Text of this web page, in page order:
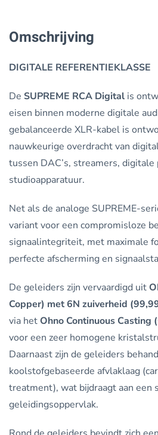
Omschrijving
DIGITALE REFERENTIEKLASSE
De SUPREME RCA Digital is
eisen binnen moderne digitale
gebalanceerde XLR-kabel is
nauwkeurige overdracht van
tussen DAC’s, streamers, digitale
studioapparatuur.
Net als de analoge SUPREME-
variant voor een compromisloze
signaalintegriteit, met maximale
perfecte afscherming en
De geleiders zijn vervaardigd uit
Copper) met 6N zuiverheid
via het Ohno Continuous Casting
voor een zeer homogene
Daarnaast zijn de geleiders
koolstofgebaseerde afvlaklaag
treatment), wat bijdraagt aan een
geleidingsoppervlak.